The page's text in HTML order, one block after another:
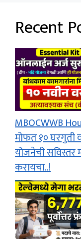
Recent
MBOCWWB
मोफत १० घरगुती
योजनेची सविस्तर
करायचा..!